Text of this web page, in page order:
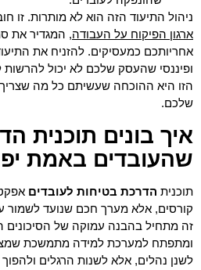
ניהול התיעוד הזה הוא לא מותרות. זו
ארגון הפיקוח על העבודה, המגדיר את
אחריותכם כמעסיקים. להזניח את
ופיננסי שהעסק שלכם לא יכול להרשות
הזו היא ההוכחה שעשיתם כל מה
שלכם.
איך בונים תוכנית
שהעובדים באמת
תוכנית הדרכת בטיחות לעובדים
קורסים, אלא מערך חכם שנועד לשמור
זה מתחיל בהבנה עמוקה של הסיכונים
ומתפתח למערכת למידה מתמשכת
לשנן נהלים, אלא לשנות הרגלים